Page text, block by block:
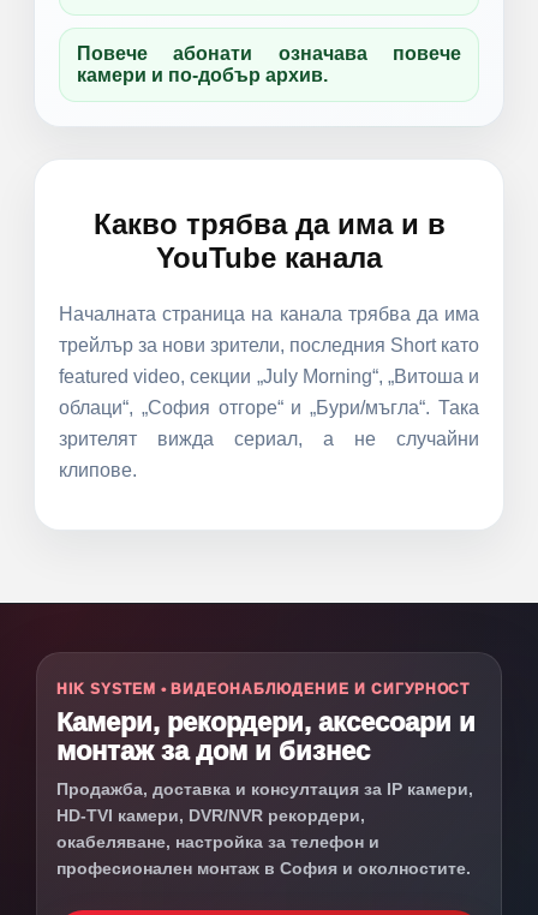
Повече абонати означава повече
камери и по-добър архив.
Какво трябва да има и в
YouTube канала
Началната страница на канала трябва да има
трейлър за нови зрители, последния Short като
featured video, секции „July Morning“, „Витоша и
облаци“, „София отгоре“ и „Бури/мъгла“. Така
зрителят вижда сериал, а не случайни
клипове.
HIK SYSTEM • ВИДЕОНАБЛЮДЕНИЕ И СИГУРНОСТ
Камери, рекордери, аксесоари и
монтаж за дом и бизнес
Продажба, доставка и консултация за IP камери,
HD-TVI камери, DVR/NVR рекордери,
окабеляване, настройка за телефон и
професионален монтаж в София и околностите.